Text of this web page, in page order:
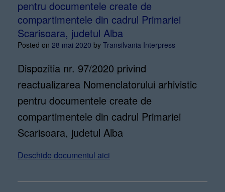
pentru documentele create de
compartimentele din cadrul Primariei
Scarisoara, judetul Alba
Posted on 28 mai 2020 by Transilvania Interpress
Dispozitia nr. 97/2020 privind
reactualizarea Nomenclatorului arhivistic
pentru documentele create de
compartimentele din cadrul Primariei
Scarisoara, judetul Alba
Deschide documentul aici